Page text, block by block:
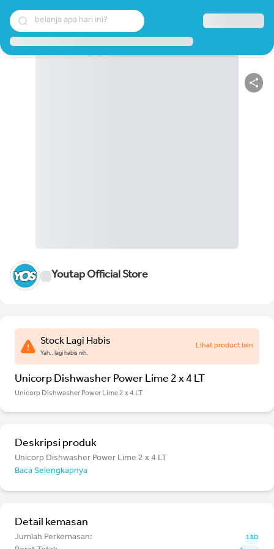
belanja apa hari ini?
Youtap Official Store
Stock Lagi Habis
Yah.. lagi habis nih.
Lihat product lain
Unicorp Dishwasher Power Lime 2 x 4 LT
Unicorp Dishwasher Power Lime 2 x 4 LT
Deskripsi produk
Unicorp Dishwasher Power Lime 2 x 4 LT
Baca Selengkapnya
Detail kemasan
Jumlah Perkemasan: 1 BD